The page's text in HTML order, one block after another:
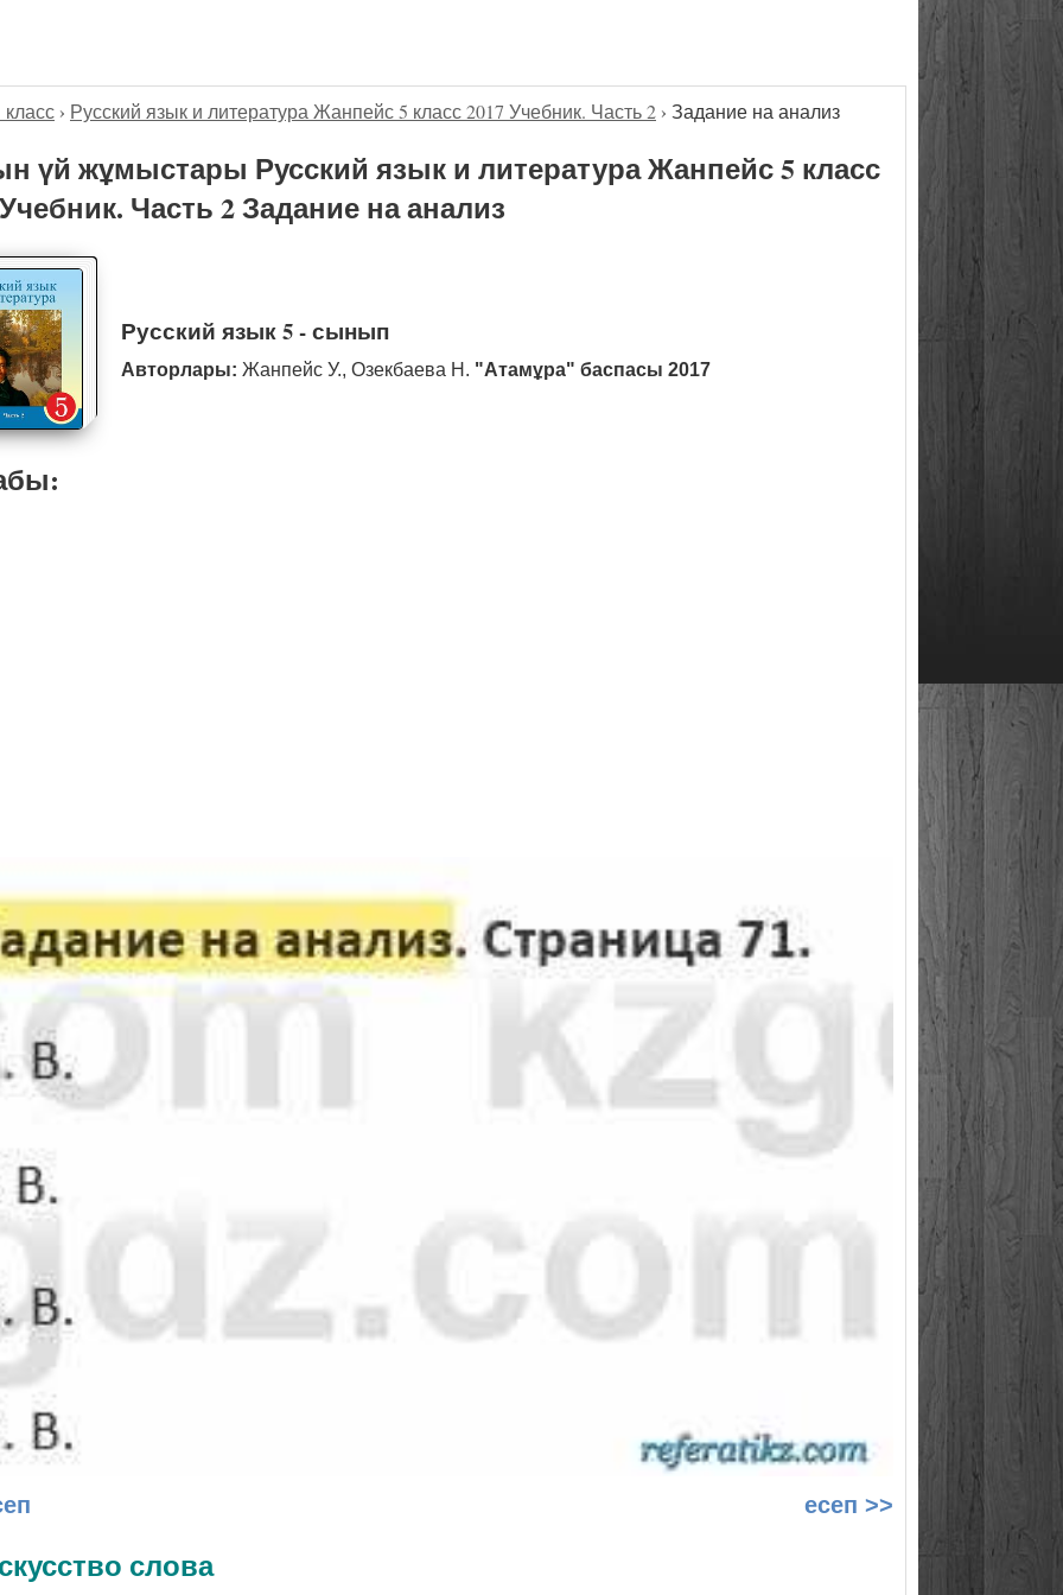
класс › Русский язык и литература Жанпейс 5 класс 2017 Учебник. Часть 2 › Задание на анализ
үй жұмыстары Русский язык и литература Жанпейс 5 класс
Часть 2 Задание на анализ
Русский язык 5 - сынып
Авторлары: Жанпейс У., Озекбаева Н. "Атамұра" баспасы 2017
есеп >>
слова